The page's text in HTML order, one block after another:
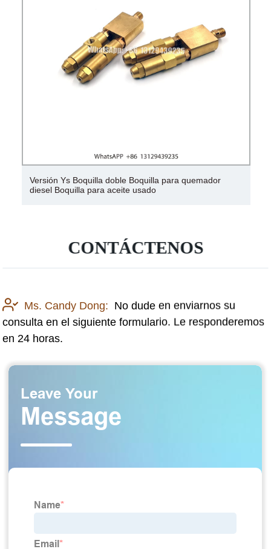
Boquilla atomizadora de enfriamiento, Boquilla
hacer nieve, Boquilla para pistola de niebla
CONTÁCTENOS
Ms. Candy Dong: No dude en enviarnos su
consulta en el siguiente formulario. Le responderemos
en 24 horas.